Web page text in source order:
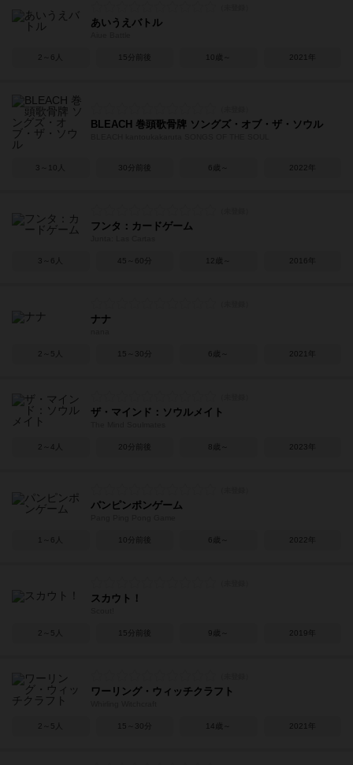
あいうえバトル
2～6人 15分前後 10歳～ 2021年
BLEACH 巻頭歌骨牌 ソングズ・オブ・ザ・ソウル
3～10人 30分前後 6歳～ 2022年
フンタ：カードゲーム
3～6人 45～60分 12歳～ 2016年
ナナ
2～5人 15～30分 6歳～ 2021年
ザ・マインド：ソウルメイト
2～4人 20分前後 8歳～ 2023年
パンピンポンゲーム
1～6人 10分前後 6歳～ 2022年
スカウト！
2～5人 15分前後 9歳～ 2019年
ワーリング・ウィッチクラフト
2～5人 15～30分 14歳～ 2021年